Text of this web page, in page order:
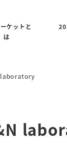
ケットと
は
laboratory